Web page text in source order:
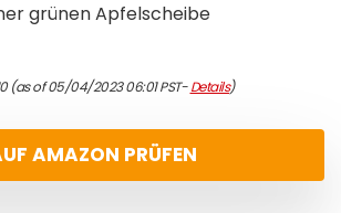
grünen Apfelscheibe
(as of 05/04/2023 06:01 PST-Details)
AMAZON PRÜFEN